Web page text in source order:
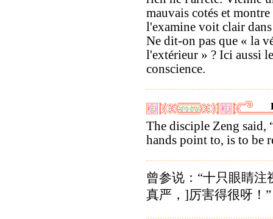
mauvais cotés et
l'examine voit clair
Ne dit-on pas que « la
l'extérieur » ? Ici aussi
conscience.
The disciple Zeng said,
hands point to, is to be
曾参说：“十只眼睛
真严，]厉害得很呀！”